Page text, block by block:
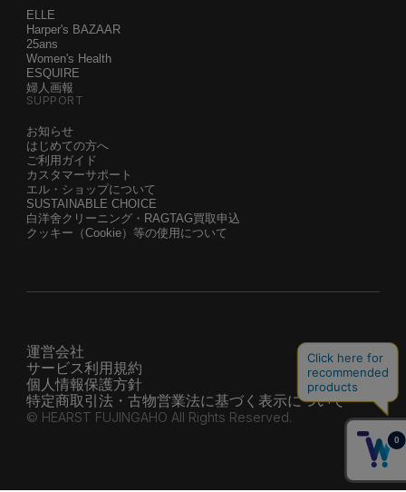
ELLE
Harper's BAZAAR
25ans
Women's Health
ESQUIRE
婦人画報
SUPPORT
お知らせ
はじめての方へ
ご利用ガイド
カスタマーサポート
エル・ショップについて
SUSTAINABLE CHOICE
白洋舍クリーニング・RAGTAG買取申込
クッキー（Cookie）等の使用について
運営会社
サービス利用規約
個人情報保護方針
特定商取引法・古物営業法に基づく表示について
© HEARST FUJINGAHO All Rights Reserved.